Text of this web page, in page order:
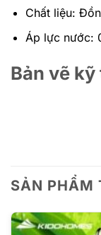
Chất liệu:
Áp lực nước:
Bản vẽ
SẢN PHẨM